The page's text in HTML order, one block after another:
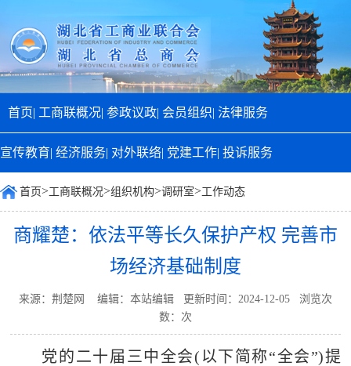
首页| 工商联概况| 参政议政| 会员组织| 法律服务
宣传教育| 经济服务| 对外联络| 党建工作| 投诉服务
首页>工商联概况>组织机构>调研室>工作动态
商耀楚：依法平等长久保护产权 完善市
场经济基础制度
来源：荆楚网 编辑：本站编辑 更新时间：2024-12-05 浏览次
数： 次
党的二十届三中全会(以下简称“全会”)提